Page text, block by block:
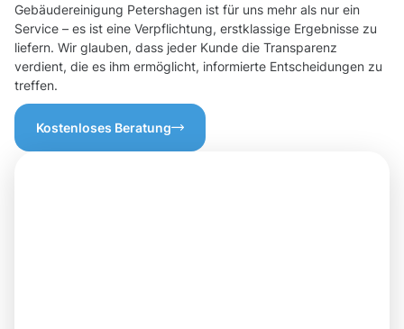
Gebäudereinigung Petershagen ist für uns mehr als nur ein
Service – es ist eine Verpflichtung, erstklassige Ergebnisse zu
liefern. Wir glauben, dass jeder Kunde die Transparenz
verdient, die es ihm ermöglicht, informierte Entscheidungen zu
treffen.
Kostenloses Beratung